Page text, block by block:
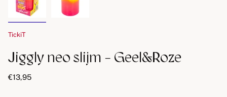
TickiT
Jiggly neo slijm - Geel&Roze
€13,95